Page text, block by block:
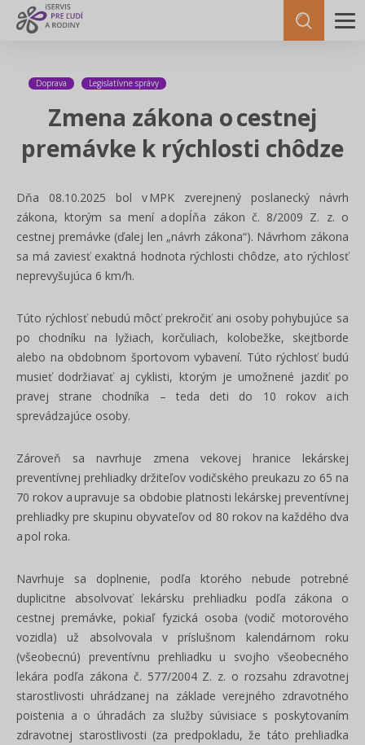
Doprava Legislatívne správy
Zmena zákona o cestnej
premávke k rýchlosti chôdze
Dňa 08.10.2025 bol v MPK zverejnený poslanecký návrh
zákona, ktorým sa mení a dopĺňa zákon č. 8/2009 Z. z. o
cestnej premávke (ďalej len „návrh zákona“). Návrhom zákona
sa má zaviesť exaktná hodnota rýchlosti chôdze, a to rýchlosť
neprevyšujúca 6 km/h.
Túto rýchlosť nebudú môcť prekročiť ani osoby pohybujúce sa
po chodníku na lyžiach, korčuliach, kolobežke, skejtborde
alebo na obdobnom športovom vybavení. Túto rýchlosť budú
musieť dodržiavať aj cyklisti, ktorým je umožnené jazdiť po
pravej strane chodníka – teda deti do 10 rokov a ich
sprevádzajúce osoby.
Zároveň sa navrhuje zmena vekovej hranice lekárskej
preventívnej prehliadky držiteľov vodičského preukazu zo 65 na
70 rokov a upravuje sa obdobie platnosti lekárskej preventívnej
prehliadky pre skupinu obyvateľov od 80 rokov na každého dva
a pol roka.
Navrhuje sa doplnenie, podľa ktorého nebude potrebné
duplicitne absolvovať lekársku prehliadku podľa zákona o
cestnej premávke, pokiaľ fyzická osoba (vodič motorového
vozidla) už absolvovala v príslušnom kalendárnom roku
(všeobecnú) preventívnu prehliadku u svojho všeobecného
lekára podľa zákona č. 577/2004 Z. z. o rozsahu zdravotnej
starostlivosti uhrádzanej na základe verejného zdravotného
poistenia a o úhradách za služby súvisiace s poskytovaním
zdravotnej starostlivosti (za predpokladu, že táto prehliadka